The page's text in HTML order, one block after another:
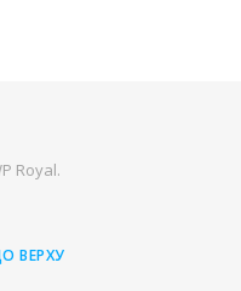
Royal.
ВЕРХУ